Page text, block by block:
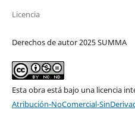
Licencia
Derechos de autor 2025 SUMMA
Esta obra está bajo una licencia
Atribución-NoComercial-